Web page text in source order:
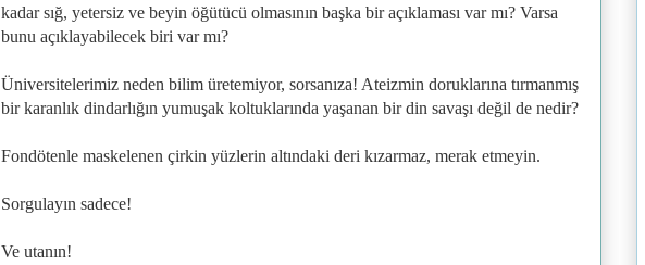
kadar sığ, yetersiz ve beyin öğütücü olmasının başka bir açıklaması var mı? Varsa
bunu açıklayabilecek biri var mı?
Üniversitelerimiz neden bilim üretemiyor, sorsanıza! Ateizmin doruklarına tırmanmış
bir karanlık dindarlığın yumuşak koltuklarında yaşanan bir din savaşı değil de nedir?
Fondötenle maskelenen çirkin yüzlerin altındaki deri kızarmaz, merak etmeyin.
Sorgulayın sadece!
Ve utanın!